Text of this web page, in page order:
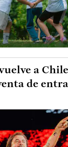
a
de